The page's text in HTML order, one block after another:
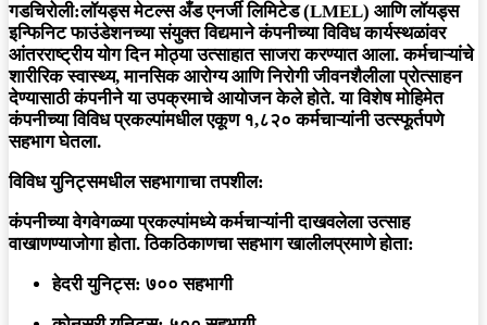
गडचिरोली:लॉयड्स मेटल्स अँड एनर्जी लिमिटेड (LMEL) आणि लॉयड्स
इन्फिनिट फाउंडेशनच्या संयुक्त विद्यमाने कंपनीच्या विविध कार्यस्थळांवर
आंतरराष्ट्रीय योग दिन मोठ्या उत्साहात साजरा करण्यात आला. कर्मचाऱ्यांचे
शारीरिक स्वास्थ्य, मानसिक आरोग्य आणि निरोगी जीवनशैलीला प्रोत्साहन
देण्यासाठी कंपनीने या उपक्रमाचे आयोजन केले होते. या विशेष मोहिमेत
कंपनीच्या विविध प्रकल्पांमधील एकूण १,८२० कर्मचाऱ्यांनीउत्स्फूर्तपणे
सहभाग घेतला.
विविध युनिट्समधील सहभागाचा तपशील:
कंपनीच्या वेगवेगळ्या प्रकल्पांमध्ये कर्मचाऱ्यांनी दाखवलेला उत्साह
वाखाणण्याजोगा होता. ठिकठिकाणचा सहभाग खालीलप्रमाणे होता:
हेदरी युनिट्स: ७०० सहभागी